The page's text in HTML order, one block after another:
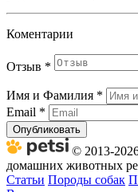
Коментарии
Отзыв *
Имя и Фамилия *
Email *
Опубликовать
© 2013-
домашних животных
Статьи Породы собак